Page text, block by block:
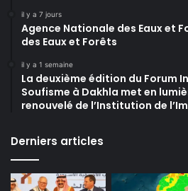
il y a 7 jours
Agence Nationale des Eaux et
des Eaux et Forêts
il y a 1 semaine
La deuxième édition du Forum
Soufisme à Dakhla met en
renouvelé de l’Institution de
Derniers articles